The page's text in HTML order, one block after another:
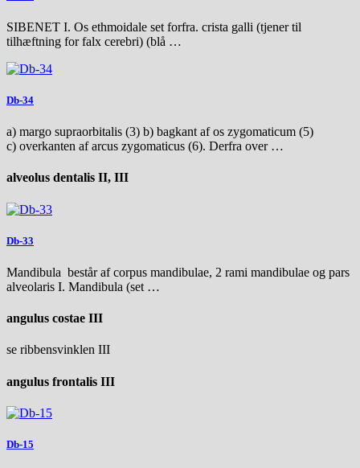
SIBENET I. Os ethmoidale set forfra. crista galli (tjener til
tilhæftning for falx cerebri) (blå …
Db-34
a) margo supraorbitalis (3) b) bagkant af os zygomaticum (5)
c) overkanten af arcus zygomaticus (6). Derfra over …
alveolus dentalis II, III
Db-33
Mandibula består af corpus mandibulae, 2 rami mandibulae og pars
alveolaris I. Mandibula (set …
angulus costae III
se ribbensvinklen III
angulus frontalis III
Db-15